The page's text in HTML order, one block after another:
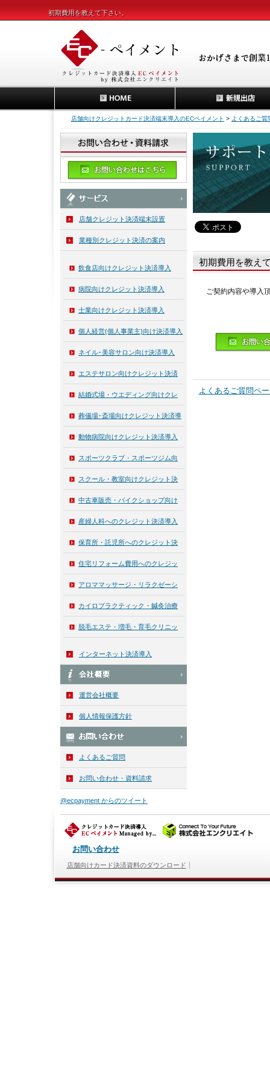
初期費用を教えて下さい。
店舗向けクレジットカード決済端末導入のECペイメント > よくあるご質
初期費用を教え
ご契約内容や導入
よくあるご質問ペ
店舗クレジット決済端末設置
業種別クレジット決済の案内
飲食店向けクレジット決済導入
病院向けクレジット決済導入
士業向けクレジット決済導入
個人経営(個人事業主)向け決済導入
ネイル･美容サロン向け決済導入
エステサロン向けクレジット決済
導入
結婚式場・ウエディング向けクレ
ジット決済導入
葬儀場･斎場向けクレジット決済導
入
動物病院向けクレジット決済導入
スポーツクラブ・スポーツジム向
けクレジット決済導入
スクール・教室向けクレジット決
済導入
中古車販売・バイクショップ向け
クレジット決済導入
産婦人科へのクレジット決済導入
保育所・託児所へのクレジット決
済導入
住宅リフォーム費用へのクレジッ
ト決済導入
アロママッサージ・リラクゼーシ
ョンサロン向けクレジット決済導
入
カイロプラクティック・鍼灸治療
院向けクレジット決済導入
脱毛エステ・増毛・育毛クリニッ
インターネット決済導入
運営会社概要
個人情報保護方針
よくあるご質問
お問い合わせ・資料請求
@ecpayment からのツイート
お問い合わせ
店舗向けカード決済資料のダウンロード